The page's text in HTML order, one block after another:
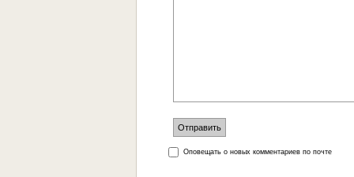
Оповещать о новых комментариев по почте